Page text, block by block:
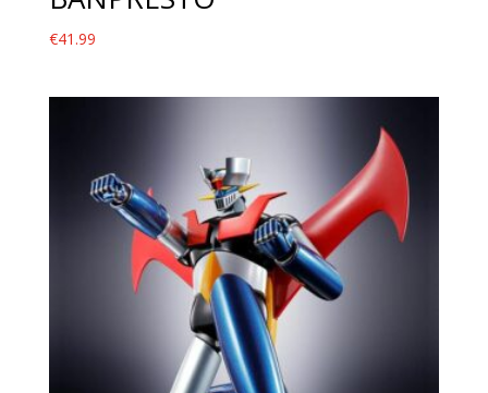
€41.99